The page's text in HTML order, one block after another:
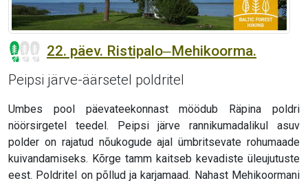
22. päev. Ristipalo‒Mehikoorma.
Peipsi järve-äärsetel poldritel
Umbes pool päevateekonnast möödub Räpina poldri
nöörsirgetel teedel. Peipsi järve rannikumadalikul asuv
polder on rajatud nõukogude ajal ümbritsevate rohumaade
kuivandamiseks. Kõrge tamm kaitseb kevadiste üleujutuste
eest. Poldritel on põllud ja karjamaad. Nahast Mehikoormani